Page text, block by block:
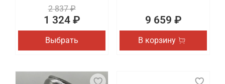
2 837 ₽
1 324 ₽
Выбрать
9 659 ₽
В корзину